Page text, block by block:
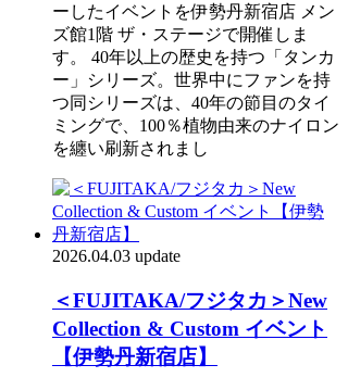
ーしたイベントを伊勢丹新宿店 メン
ズ館1階 ザ・ステージで開催しま
す。 40年以上の歴史を持つ「タンカ
ー」シリーズ。世界中にファンを持
つ同シリーズは、40年の節目のタイ
ミングで、100％植物由来のナイロン
を纏い刷新されまし
2026.04.03 update
＜FUJITAKA/フジタカ＞New
Collection & Custom イベント
【伊勢丹新宿店】